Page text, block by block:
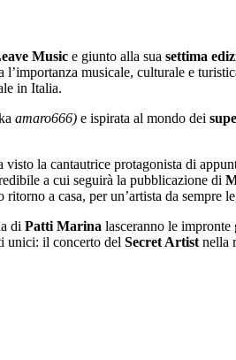
Music e giunto alla sua settima
musicale, culturale e
in Italia.
amaro666) e ispirata al mondo dei
visto la cantautrice protagonista di
a cui seguirà la pubblicazione di
ritorno a casa, per un’artista da sempre
di Patti Marina lasceranno le impronte
unici: il concerto del Secret Artist nella